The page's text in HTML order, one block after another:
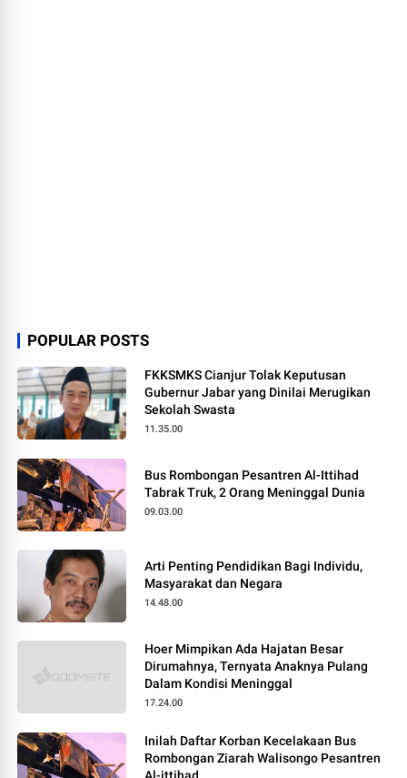
POPULAR POSTS
FKKSMKS Cianjur Tolak Keputusan
Gubernur Jabar yang Dinilai Merugikan
Sekolah Swasta
11.35.00
Bus Rombongan Pesantren Al-Ittihad
Tabrak Truk, 2 Orang Meninggal Dunia
09.03.00
Arti Penting Pendidikan Bagi Individu,
Masyarakat dan Negara
14.48.00
Hoer Mimpikan Ada Hajatan Besar
Dirumahnya, Ternyata Anaknya Pulang
Dalam Kondisi Meninggal
17.24.00
Inilah Daftar Korban Kecelakaan Bus
Rombongan Ziarah Walisongo Pesantren